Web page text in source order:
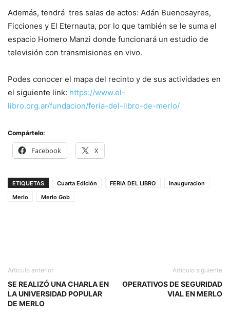
Además, tendrá tres salas de actos: Adán Buenosayres,
Ficciones y El Eternauta, por lo que también se le suma el
espacio Homero Manzi donde funcionará un estudio de
televisión con transmisiones en vivo.
Podes conocer el mapa del recinto y de sus actividades en
el siguiente link: https://www.el-
libro.org.ar/fundacion/feria-del-libro-de-merlo/
Compártelo:
Facebook X
ETIQUETAS Cuarta Edición FERIA DEL LIBRO
Inauguracion
Merlo
Merlo Gob
Artículo anterior
SE REALIZÓ UNA CHARLA EN
LA UNIVERSIDAD POPULAR
DE MERLO
Artículo siguiente
OPERATIVOS DE SEGURIDAD
VIAL EN MERLO